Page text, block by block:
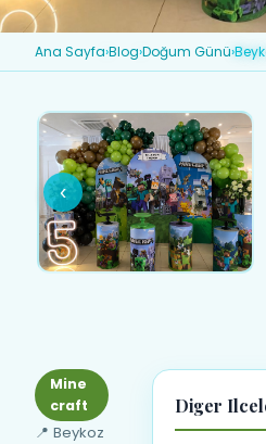
Ana Sayfa›Blog›Doğum Günü›
‹
Mine
craft
📍 Beykoz
Diger